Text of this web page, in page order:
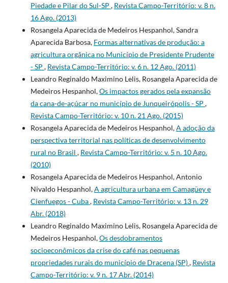
Piedade e Pilar do Sul-SP , Revista Campo-Território: v. 8 n.
16 Ago. (2013)
Rosangela Aparecida de Medeiros Hespanhol, Sandra
Aparecida Barbosa, Formas alternativas de produção: a
agricultura orgânica no Município de Presidente Prudente
- SP , Revista Campo-Território: v. 6 n. 12 Ago. (2011)
Leandro Reginaldo Maximino Lelis, Rosangela Aparecida de
Medeiros Hespanhol,Os impactos gerados pela expansão
da cana-de-açúcar no município de Junqueirópolis - SP ,
Revista Campo-Território: v. 10 n. 21 Ago. (2015)
Rosangela Aparecida de Medeiros Hespanhol,A adoção da
perspectiva territorial nas políticas de desenvolvimento
rural no Brasil , Revista Campo-Território: v. 5 n. 10 Ago.
(2010)
Rosangela Aparecida de Medeiros Hespanhol, Antonio
Nivaldo Hespanhol,A agricultura urbana em Camagüey e
Cienfuegos - Cuba, Revista Campo-Território: v. 13 n. 29
Abr. (2018)
Leandro Reginaldo Maximino Lelis, Rosangela Aparecida de
Medeiros Hespanhol,Os desdobramentos
socioeconômicos da crise do café nas pequenas
propriedades rurais do município de Dracena (SP), Revista
Campo-Território: v. 9 n. 17 Abr. (2014)